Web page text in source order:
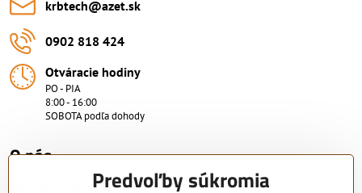
krbtech​@azet​.sk
0902 818 424
Otváracie hodiny
PO - PIA
8:00 - 16:00
SOBOTA podľa dohody
O nás.
Viac ako 15 rokov skúsenosti.Predvoľby súkromia